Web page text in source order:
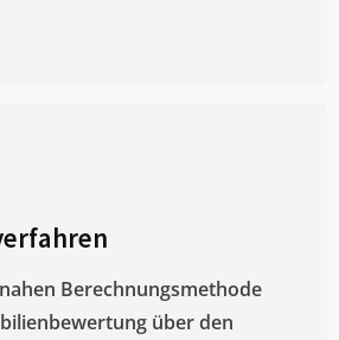
Berechnungsmethode
über den